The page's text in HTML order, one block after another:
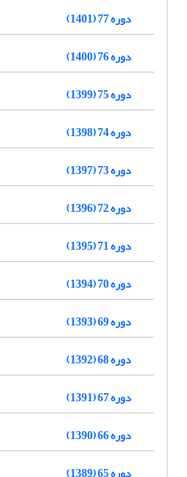
دوره 77 (1401)
دوره 76 (1400)
دوره 75 (1399)
دوره 74 (1398)
دوره 73 (1397)
دوره 72 (1396)
دوره 71 (1395)
دوره 70 (1394)
دوره 69 (1393)
دوره 68 (1392)
دوره 67 (1391)
دوره 66 (1390)